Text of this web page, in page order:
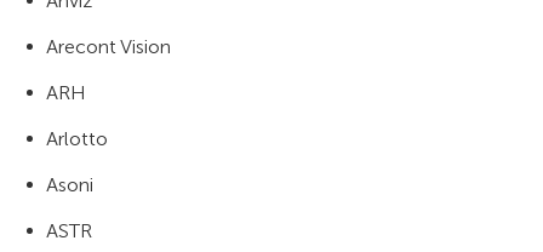
Arecont Vision
ARH
Arlotto
Asoni
ASTR